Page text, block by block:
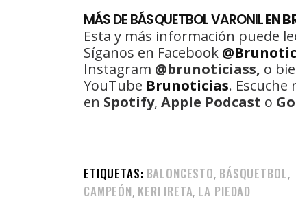
MÁS DE BÁSQUETBOL VARONILEN
Esta y más información puede
Síganos en Facebook
Instagram @brunoticiass, o
YouTube Brunoticias.
en Spotify, Apple Podcast o
ETIQUETAS: BALONCESTO, BÁSQUETBOL,
CAMPEÓN, KERI IRETA, LA PIEDAD